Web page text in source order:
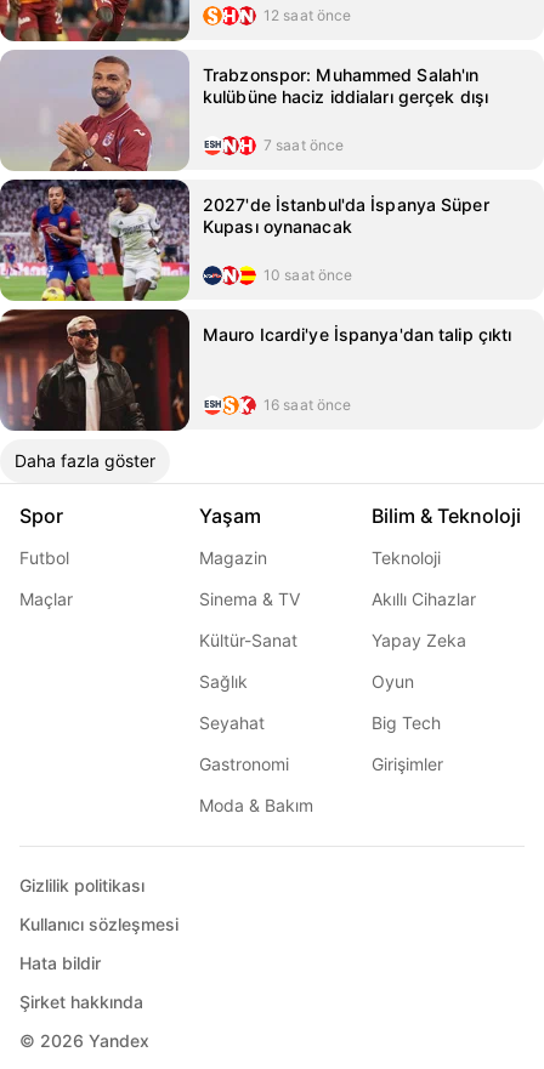
12 saat önce
Trabzonspor: Muhammed Salah'ın
kulübüne haciz iddiaları gerçek dışı
7 saat önce
2027'de İstanbul'da İspanya Süper
Kupası oynanacak
10 saat önce
Mauro Icardi'ye İspanya'dan talip çıktı
16 saat önce
Daha fazla göster
Spor
Futbol
Maçlar
Yaşam
Magazin
Sinema & TV
Kültür-Sanat
Sağlık
Seyahat
Gastronomi
Moda & Bakım
Bilim & Teknoloji
Teknoloji
Akıllı Cihazlar
Yapay Zeka
Oyun
Big Tech
Girişimler
© 2026 Yandex
Gizlilik politikası
Kullanıcı sözleşmesi
Hata bildir
Şirket hakkında